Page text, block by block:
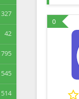
327
42
795
545
514
0